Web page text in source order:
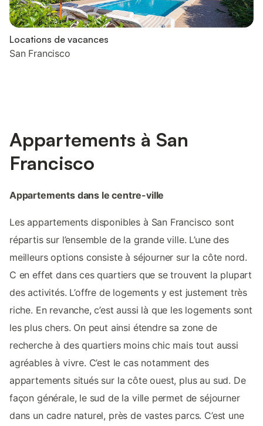
Locations de vacances
San Francisco
Appartements à San
Francisco
Appartements dans le centre-ville
Les appartements disponibles à San Francisco sont
répartis sur l’ensemble de la grande ville. L’une des
meilleurs options consiste à séjourner sur la côte nord.
C en effet dans ces quartiers que se trouvent la plupart
des activités. L’offre de logements y est justement très
riche. En revanche, c’est aussi là que les logements sont
les plus chers. On peut ainsi étendre sa zone de
recherche à des quartiers moins chic mais tout aussi
agréables à vivre. C’est le cas notamment des
appartements situés sur la côte ouest, plus au sud. De
façon générale, le sud de la ville permet de séjourner
dans un cadre naturel, près de vastes parcs. C’est une